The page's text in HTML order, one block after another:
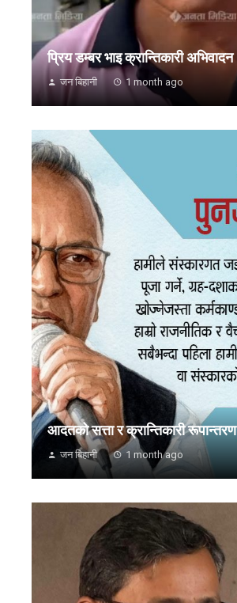
प्रिय डम्बर भाइ क्रान्तिकारी अभिवादन
जन बिहानी 1 month ago
आदतको सत्ता र क्रान्तिकारी रूपान्तरण
जन बिहानी 1 month ago